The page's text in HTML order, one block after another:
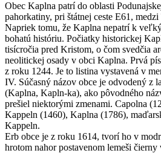
Obec Kaplna patrí do oblasti
pahorkatiny, pri štátnej ceste E61,
Napriek tomu, že Kaplna nepatrí k
bohatú históriu. Počiatky historickej
tisícročia pred Kristom, o čom svedčia
neolitickej osady v obci Kaplna. Prvá
z roku 1244. Je to listina vystavená v
IV. Súčasný názov obce je odvodený z
(Kaplna, Kapln-ka), ako pôvodného
prešiel niektorými zmenami. Capolna
Kappeln (1460), Kaplna (1786),
Kappeln.
Erb obce je z roku 1614, tvorí ho v
hrotom nahor postavenom lemeši